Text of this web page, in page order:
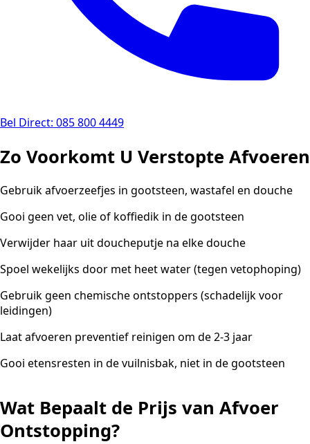
Bel Direct: 085 800 4449
Zo Voorkomt U Verstopte Afvoeren
Gebruik afvoerzeefjes in gootsteen, wastafel en douche
Gooi geen vet, olie of koffiedik in de gootsteen
Verwijder haar uit doucheputje na elke douche
Spoel wekelijks door met heet water (tegen vetophoping)
Gebruik geen chemische ontstoppers (schadelijk voor
leidingen)
Laat afvoeren preventief reinigen om de 2-3 jaar
Gooi etensresten in de vuilnisbak, niet in de gootsteen
Wat Bepaalt de Prijs van Afvoer
Ontstopping?